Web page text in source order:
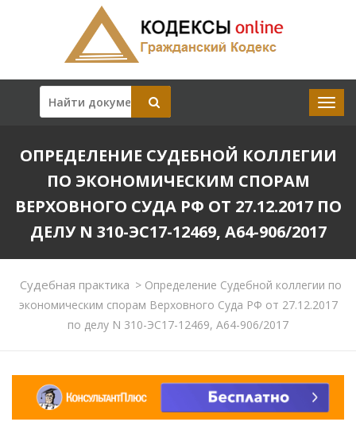
ОПРЕДЕЛЕНИЕ СУДЕБНОЙ КОЛЛЕГИИ
ПО ЭКОНОМИЧЕСКИМ СПОРАМ
ВЕРХОВНОГО СУДА РФ ОТ 27.12.2017 ПО
ДЕЛУ N 310-ЭС17-12469, А64-906/2017
Судебная практика > Определение Судебной коллегии по
экономическим спорам Верховного Суда РФ от 27.12.2017
по делу N 310-ЭС17-12469, А64-906/2017